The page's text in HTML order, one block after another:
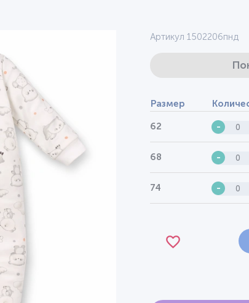
Артикул 1502206пнд
Размер
62 -
68 -
74 -